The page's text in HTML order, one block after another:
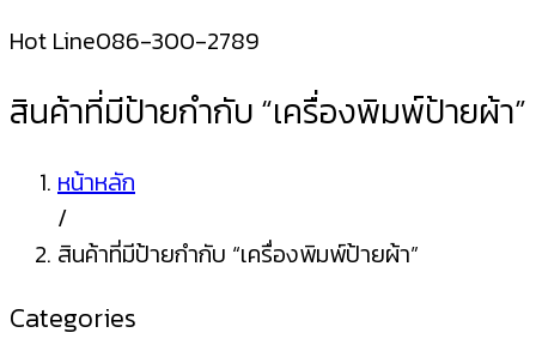
Hot Line086-300-2789
สินค้าที่มีป้ายกำกับ “เครื่องพิมพ์ป้ายผ้า”
หน้าหลัก
/
สินค้าที่มีป้ายกำกับ “เครื่องพิมพ์ป้ายผ้า”
Categories